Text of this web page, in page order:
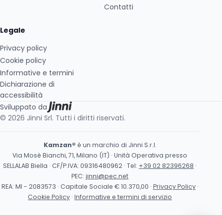
Contatti
Legale
Privacy policy
Cookie policy
Informative e termini
Dichiarazione di
accessibilità
Sviluppato da
© 2026 Jinni Srl. Tutti i diritti riservati.
Kamzan® è un marchio di Jinni S.r.l.
Via Mosè Bianchi, 71, Milano (IT) · Unità Operativa presso
SELLALAB Biella · CF/P.IVA: 09316480962 · Tel: +39 02 82396268 ·
PEC:jinni@pec.net
REA: MI - 2083573 · Capitale Sociale € 10.370,00 · Privacy Policy·
Cookie Policy ·Informative e termini di servizio